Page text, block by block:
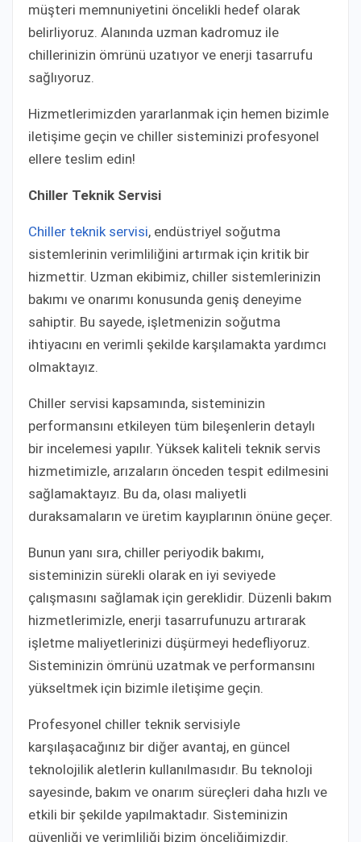
müşteri memnuniyetini öncelikli hedef olarak
belirliyoruz. Alanında uzman kadromuz ile
chillerinizin ömrünü uzatıyor ve enerji tasarrufu
sağlıyoruz.
Hizmetlerimizden yararlanmak için hemen bizimle
iletişime geçin ve chiller sisteminizi profesyonel
ellere teslim edin!
Chiller Teknik Servisi
Chiller teknik servisi, endüstriyel soğutma
sistemlerinin verimliliğini artırmak için kritik bir
hizmettir. Uzman ekibimiz, chiller sistemlerinizin
bakımı ve onarımı konusunda geniş deneyime
sahiptir. Bu sayede, işletmenizin soğutma
ihtiyacını en verimli şekilde karşılamakta yardımcı
olmaktayız.
Chiller servisi kapsamında, sisteminizin
performansını etkileyen tüm bileşenlerin detaylı
bir incelemesi yapılır. Yüksek kaliteli teknik servis
hizmetimizle, arızaların önceden tespit edilmesini
sağlamaktayız. Bu da, olası maliyetli
duraksamaların ve üretim kayıplarının önüne geçer.
Bunun yanı sıra, chiller periyodik bakımı,
sisteminizin sürekli olarak en iyi seviyede
çalışmasını sağlamak için gereklidir. Düzenli bakım
hizmetlerimizle, enerji tasarrufunuzu artırarak
işletme maliyetlerinizi düşürmeyi hedefliyoruz.
Sisteminizin ömrünü uzatmak ve performansını
yükseltmek için bizimle iletişime geçin.
Profesyonel chiller teknik servisiyle
karşılaşacağınız bir diğer avantaj, en güncel
teknolojilik aletlerin kullanılmasıdır. Bu teknoloji
sayesinde, bakım ve onarım süreçleri daha hızlı ve
etkili bir şekilde yapılmaktadır. Sisteminizin
güvenliği ve verimliliği bizim önceliğimizdir.